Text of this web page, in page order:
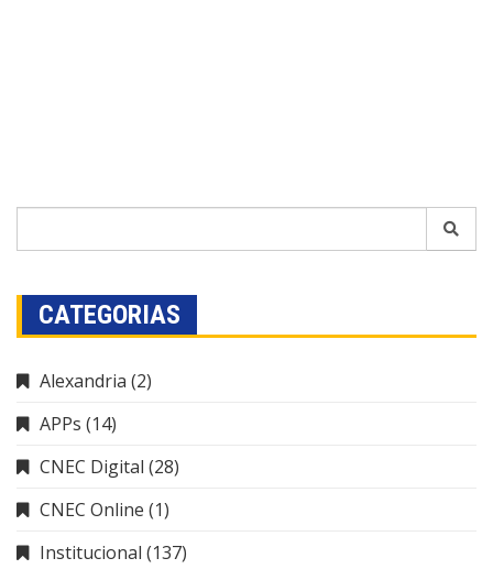
CATEGORIAS
Alexandria (2)
APPs (14)
CNEC Digital (28)
CNEC Online (1)
Institucional (137)